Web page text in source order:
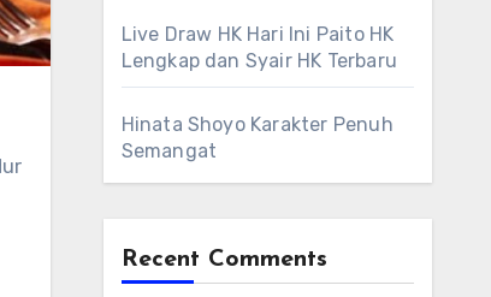
Live Draw HK Hari Ini Paito HK
Lengkap dan Syair HK Terbaru
Hinata Shoyo Karakter Penuh
Semangat
Recent Comments